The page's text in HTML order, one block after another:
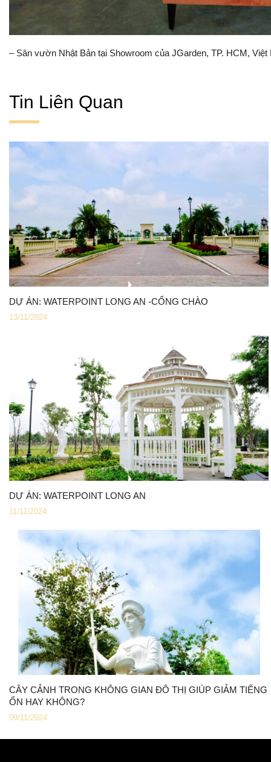
– Sân vườn Nhật Bản tại Showroom của JGarden, TP. HCM, Việt
Tin Liên Quan
DỰ ÁN: WATERPOINT LONG AN -CỔNG CHÀO
13/11/2024
DỰ ÁN: WATERPOINT LONG AN
11/11/2024
CÂY CẢNH TRONG KHÔNG GIAN ĐÔ THỊ GIÚP GIẢM TIẾNG
ỔN HAY KHÔNG?
09/11/2024